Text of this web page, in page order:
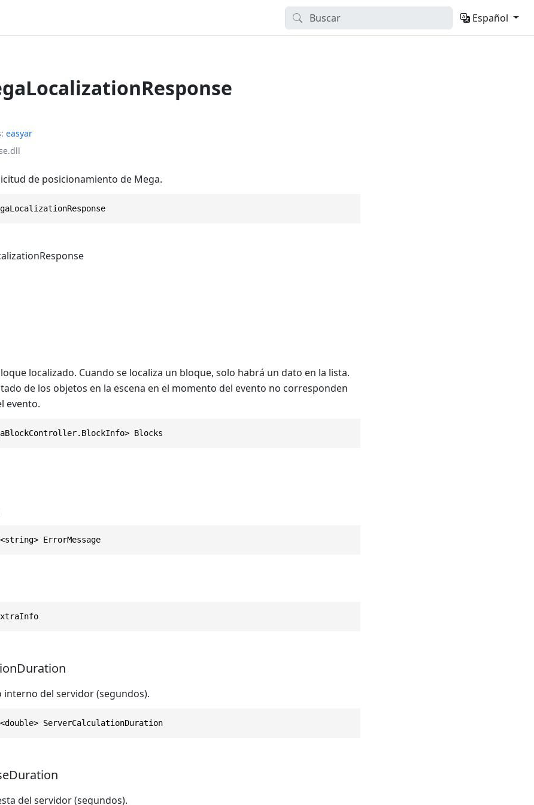
Español
easyar
de posicionamiento de Mega.
localizado. Cuando se localiza un bloque, solo habrá un dato en la lista.
de los objetos en la escena en el momento del evento no corresponden
evento.
Blocks
ErrorMessage
interno del servidor (segundos).
ServerCalculationDuration
del servidor (segundos).